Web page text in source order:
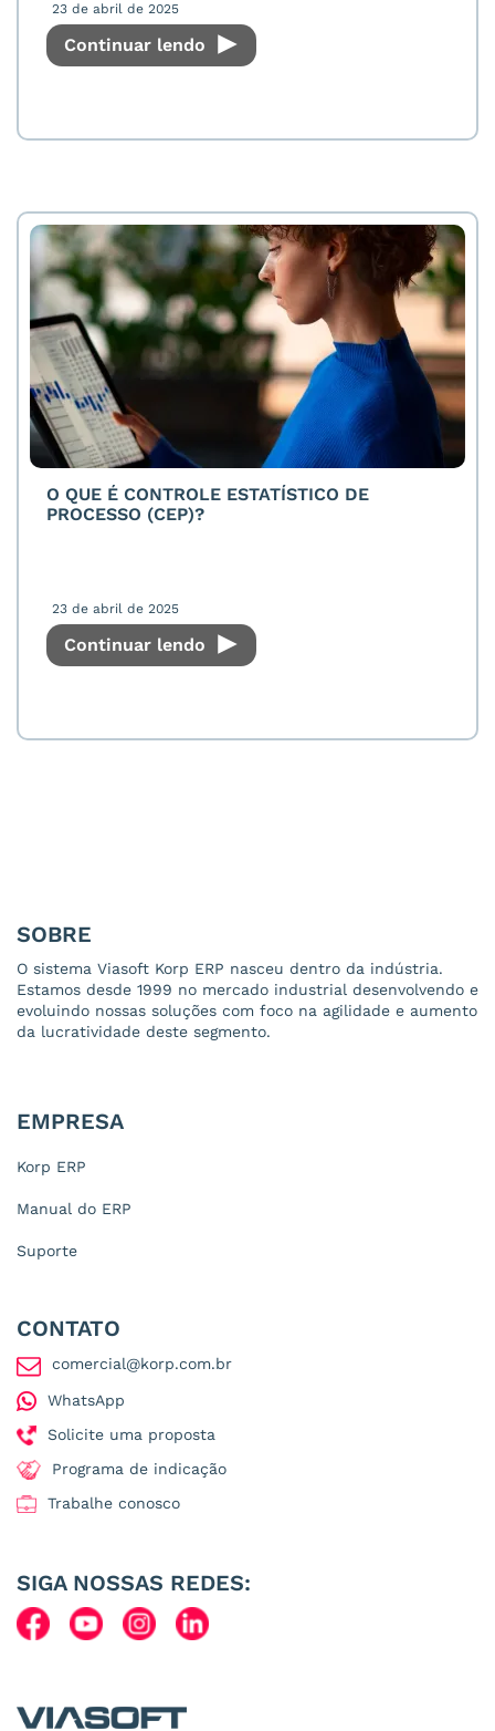
23 de abril de 2025
Continuar lendo
O QUE É CONTROLE ESTATÍSTICO DE
PROCESSO (CEP)?
23 de abril de 2025
Continuar lendo
SOBRE
O sistema Viasoft Korp ERP nasceu dentro da indústria.
Estamos desde 1999 no mercado industrial desenvolvendo e
evoluindo nossas soluções com foco na agilidade e aumento
da lucratividade deste segmento.
EMPRESA
Korp ERP
Manual do ERP
Suporte
CONTATO
comercial@korp.com.br
WhatsApp
Solicite uma proposta
Programa de indicação
Trabalhe conosco
SIGA NOSSAS REDES: